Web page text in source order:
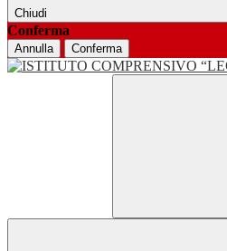
Chiudi
Conferma
Annulla Conferma